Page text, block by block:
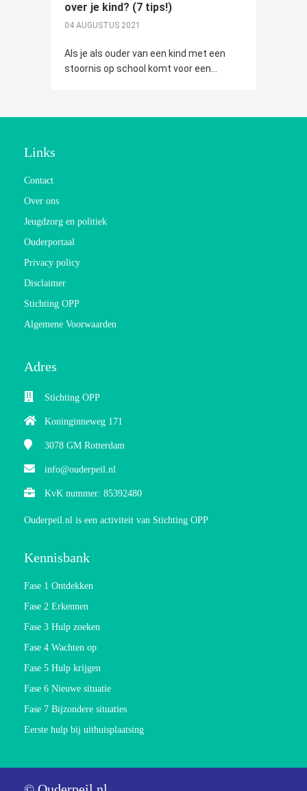
over je kind? (7 tips!)
04 AUGUSTUS 2021
Als je als ouder van een kind met een
stoornis op school komt voor een...
Links
Contact
Over ons
Jeugdzorg en politiek
Ouderportaal
Privacy policy
Disclaimer
Stichting OPP
Algemene Voorwaarden
Adres
Stichting OPP
Koninginneweg 171
3078 GM Rotterdam
info@ouderpeil.nl
KvK nummer: 85392480
Ouderpeil.nl is een activiteit van Stichting OPP
Kennisbank
Fase 1 Ontdekken
Fase 2 Erkennen
Fase 3 Hulp zoeken
Fase 4 Wachten op
Fase 5 Hulp krijgen
Fase 6 Nieuwe situatie
Fase 7 Bijzondere situaties
Eerste hulp bij uithuisplaatsing